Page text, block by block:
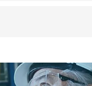
PVC Compounds
PVC-Plastisole